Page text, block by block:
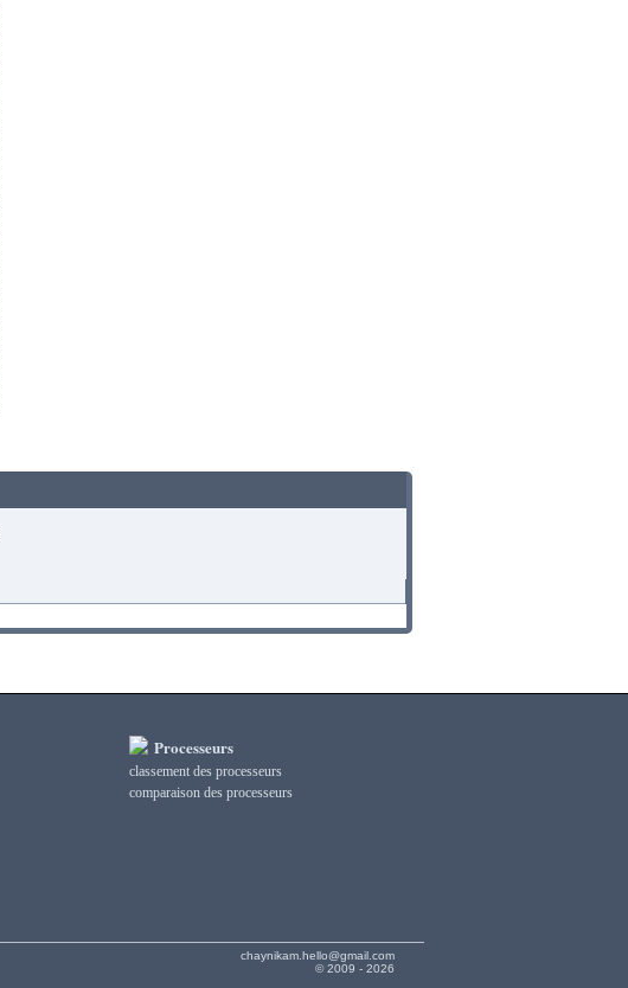
Processeurs
classement des processeurs
сomparaison des processeurs
chaynikam.hello@gmail.com
© 2009 - 2026